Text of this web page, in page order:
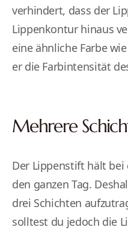
verhindert, dass der
Lippenkontur hinaus
eine ähnliche Farbe
er die Farbintensität
Mehrere
Der Lippenstift hält
den ganzen Tag.
drei Schichten
solltest du jedoch die